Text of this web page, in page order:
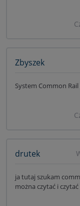
Zbyszek
System Common
drutek
ja tutaj szukam
można czytać i